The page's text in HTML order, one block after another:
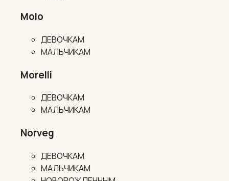
Molo
ДЕВОЧКАМ
МАЛЬЧИКАМ
Morelli
ДЕВОЧКАМ
МАЛЬЧИКАМ
Norveg
ДЕВОЧКАМ
МАЛЬЧИКАМ